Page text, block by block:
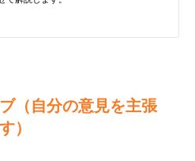
（自分の意見を主張
）